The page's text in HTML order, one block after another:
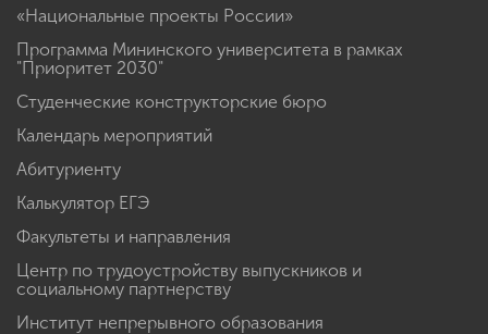
«Национальные проекты России»
Программа Мининского университета в рамках
"Приоритет 2030"
Студенческие конструкторские бюро
Календарь мероприятий
Абитуриенту
Калькулятор ЕГЭ
Факультеты и направления
Центр по трудоустройству выпускников и
социальному партнерству
Институт непрерывного образования